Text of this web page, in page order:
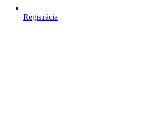
Registrácia